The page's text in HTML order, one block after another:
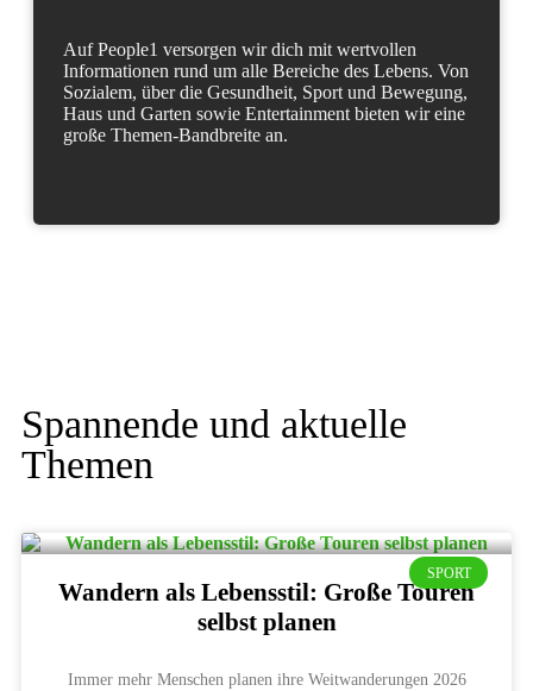
Auf People1 versorgen wir dich mit wertvollen
Informationen rund um alle Bereiche des Lebens. Von
Sozialem, über die Gesundheit, Sport und Bewegung,
Haus und Garten sowie Entertainment bieten wir eine
große Themen-Bandbreite an.
Spannende und aktuelle
Themen
SPORT
Wandern als Lebensstil: Große Touren
selbst planen
Immer mehr Menschen planen ihre Weitwanderungen 2026